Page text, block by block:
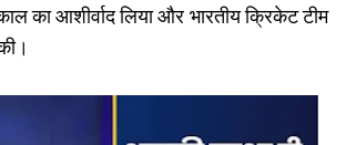
का आशीर्वाद लिया और भारतीय क्रिकेट टीम